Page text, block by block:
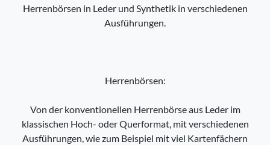
Herrenbörsen in Leder und Synthetik in verschiedenen
Ausführungen.
Herrenbörsen:
Von der konventionellen Herrenbörse aus Leder im
klassischen Hoch- oder Querformat, mit verschiedenen
Ausführungen, wie zum Beispiel mit viel Kartenfächern